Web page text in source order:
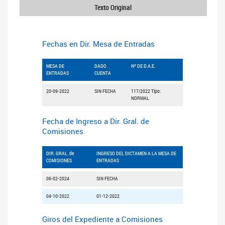
Texto Original
Fechas en Dir. Mesa de Entradas
MESA DE
ENTRADAS
DADO
CUENTA
Nº DE D.A.E.
20-09-2022 SIN FECHA
117/2022 Tipo:
NORMAL
Fecha de Ingreso a Dir. Gral. de
Comisiones
DIR. GRAL. de
COMISIONES
INGRESO DEL DICTAMEN A LA MESA DE
ENTRADAS
06-02-2024 SIN FECHA
04-10-2022 01-12-2022
Giros del Expediente a Comisiones